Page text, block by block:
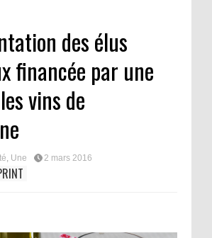
des élus
financée par une
vins de
, Une 2 mars 2016